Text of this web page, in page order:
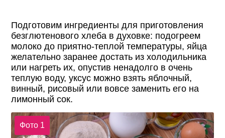
Подготовим ингредиенты для приготовления
безглютенового хлеба в духовке: подогреем
молоко до приятно-теплой температуры, яйца
желательно заранее достать из холодильника
или нагреть их, опустив ненадолго в очень
теплую воду, уксус можно взять яблочный,
винный, рисовый или вовсе заменить его на
лимонный сок.
Фото 1